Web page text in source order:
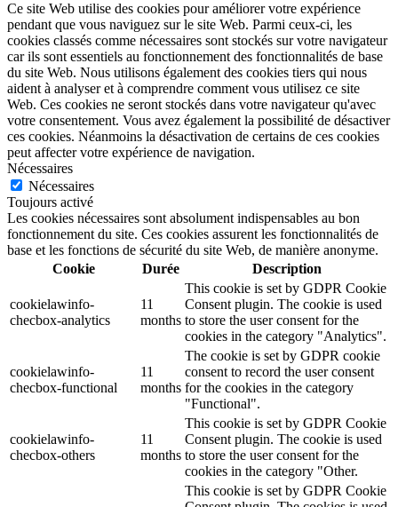
Ce site Web utilise des cookies pour améliorer votre expérience
pendant que vous naviguez sur le site Web. Parmi ceux-ci, les
cookies classés comme nécessaires sont stockés sur votre navigateur
car ils sont essentiels au fonctionnement des fonctionnalités de base
du site Web. Nous utilisons également des cookies tiers qui nous
aident à analyser et à comprendre comment vous utilisez ce site
Web. Ces cookies ne seront stockés dans votre navigateur qu'avec
votre consentement. Vous avez également la possibilité de désactiver
ces cookies. Néanmoins la désactivation de certains de ces cookies
peut affecter votre expérience de navigation.
Nécessaires
Nécessaires
Toujours activé
Les cookies nécessaires sont absolument indispensables au bon
fonctionnement du site. Ces cookies assurent les fonctionnalités de
base et les fonctions de sécurité du site Web, de manière anonyme.
Cookie
Durée Description
cookielawinfo-
checbox-analytics
11
months
This cookie is set by GDPR Cookie
Consent plugin. The cookie is used
to store the user consent for the
cookies in the category "Analytics".
cookielawinfo-
checbox-functional
11
months
The cookie is set by GDPR cookie
consent to record the user consent
for the cookies in the category
"Functional".
cookielawinfo-
checbox-others
11
months
This cookie is set by GDPR Cookie
Consent plugin. The cookie is used
to store the user consent for the
cookies in the category "Other.
This cookie is set by GDPR Cookie